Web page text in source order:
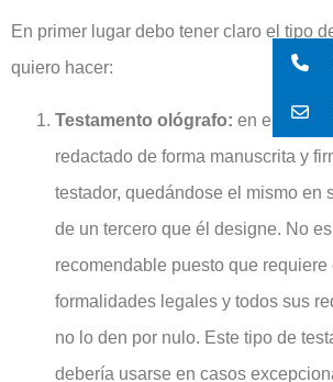
En primer lugar debo tener claro el tipo
quiero hacer:
Testamento ológrafo: en este
redactado de forma manuscrita y
testador, quedándose el mismo en
de un tercero que él designe. No
recomendable puesto que requiere
formalidades legales y todos sus
no lo den por nulo. Este tipo de
debería usarse en casos